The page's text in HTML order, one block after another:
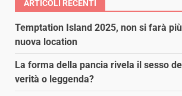
ARTICOLI RECENTI
Temptation Island 2025, non si farà
nuova location
La forma della pancia rivela il sesso
verità o leggenda?